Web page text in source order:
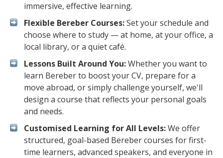
immersive, effective learning.
Flexible Bereber Courses:Set your schedule and
choose where to study — at home, at your office, a
local library, or a quiet café.
Lessons Built Around You:Whether you want to
learn Bereber to boost your CV, prepare for a
move abroad, or simply challenge yourself, we'll
design a course that reflects your personal goals
and needs.
Customised Learning for All Levels:We offer
structured, goal-based Bereber courses for first-
time learners, advanced speakers, and everyone in